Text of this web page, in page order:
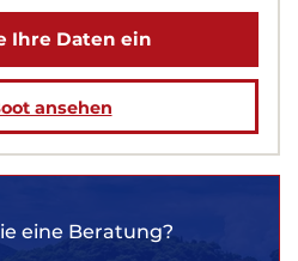
Ihre Daten ein
ansehen
eine Beratung?